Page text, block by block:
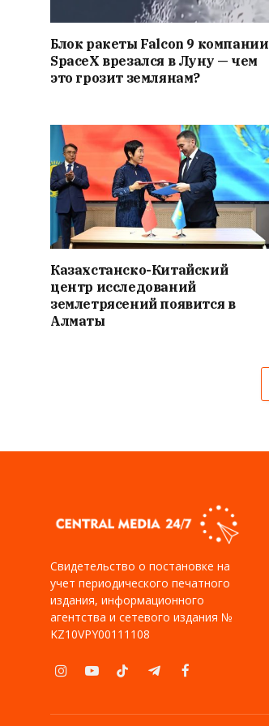
Блок ракеты Falcon 9 компании
SpaceX врезался в Луну — чем
это грозит землянам?
Казахстанско-Китайский
центр исследований
землетрясений появится в
Алматы
Свидетельство о постановке на
учет периодического печатного
издания, информационного
агентства и сетевого издания №
KZ10VPY00111108
InstagramYouTubeTikTokTelegramFacebook